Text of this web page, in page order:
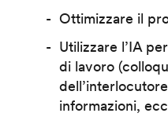
Ottimizzare il
Utilizzare l’IA
di lavoro
informazioni,